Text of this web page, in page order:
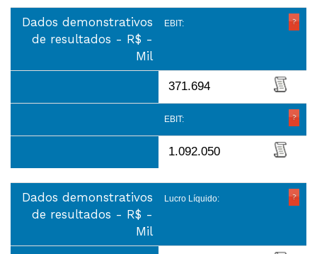
Dados demonstrativos
de resultados - R$ -
Mil
EBIT:
371.694
EBIT:
1.092.050
Dados demonstrativos
de resultados - R$ -
Mil
Lucro Líquido: